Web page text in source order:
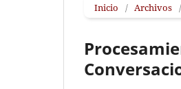
Inicio / Archivos /